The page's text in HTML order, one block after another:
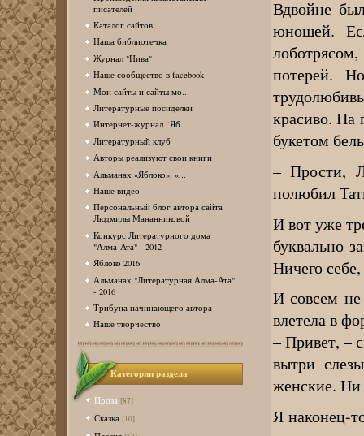
писателей
Каталог сайтов
Наша библиотечка
Журнал "Нива"
Наше сообщество в facebook
Мои сайты и сайты мо...
Литературные посиделки
Интернет-журнал “Яб...
Литературный клуб
Авторы реализуют свои книги
Альманах «Яблоко». «...
Наше видео
Персональный блог автора сайта
Людмилы Мананниковой
Конкурс Литературного дома
"Алма-Ата" - 2012
Яблоко 2016
Альманах "Литературная Алма-Ата"
- 2016
Трибуна начинающего автора
Наше творчество
Категории раздела
Проза [87]
Сказка [10]
Вдвойне
юношей.
потерей.
красиво.
букетом
– Прости,
полюбил
И вот уже
буквально
Ничего
И совсем не
влетела в
– Привет, –
вытри
женские. Ни
Я наконец-